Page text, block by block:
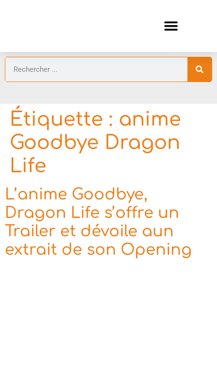
Étiquette : anime
Goodbye Dragon
Life
L’anime Goodbye,
Dragon Life s’offre un
Trailer et dévoile aun
extrait de son Opening